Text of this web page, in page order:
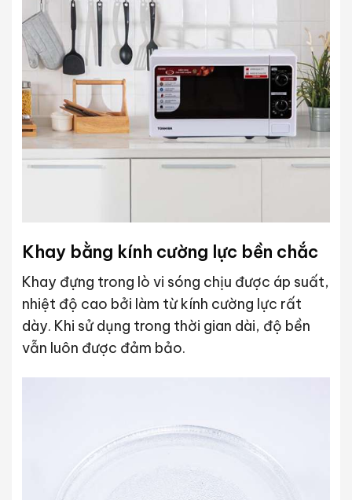
Khay bằng kính cường lực bền chắc
Khay đựng trong lò vi sóng chịu được áp suất,
nhiệt độ cao bởi làm từ kính cường lực rất
dày. Khi sử dụng trong thời gian dài, độ bền
vẫn luôn được đảm bảo.